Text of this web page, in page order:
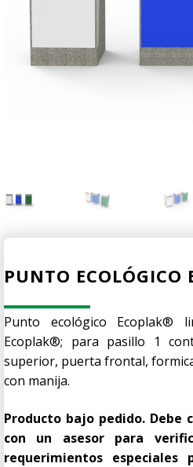
PUNTO ECOLÓGICO
Punto ecológico Ecoplak®
Ecoplak®; para pasillo 1
superior, puerta frontal,
con manija.
Producto bajo pedido. Debe
con un asesor para
requerimientos